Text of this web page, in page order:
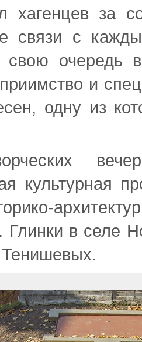
хагенцев за
связи с
свою очередь
и
одну из
культурная
в селе